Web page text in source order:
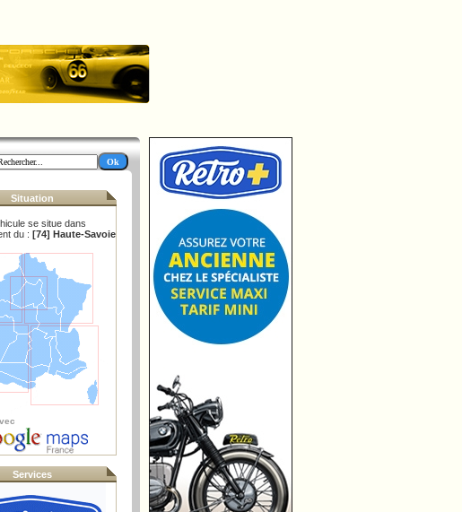
Situation
se situe dans
du : [74] Haute-Savoie
Services